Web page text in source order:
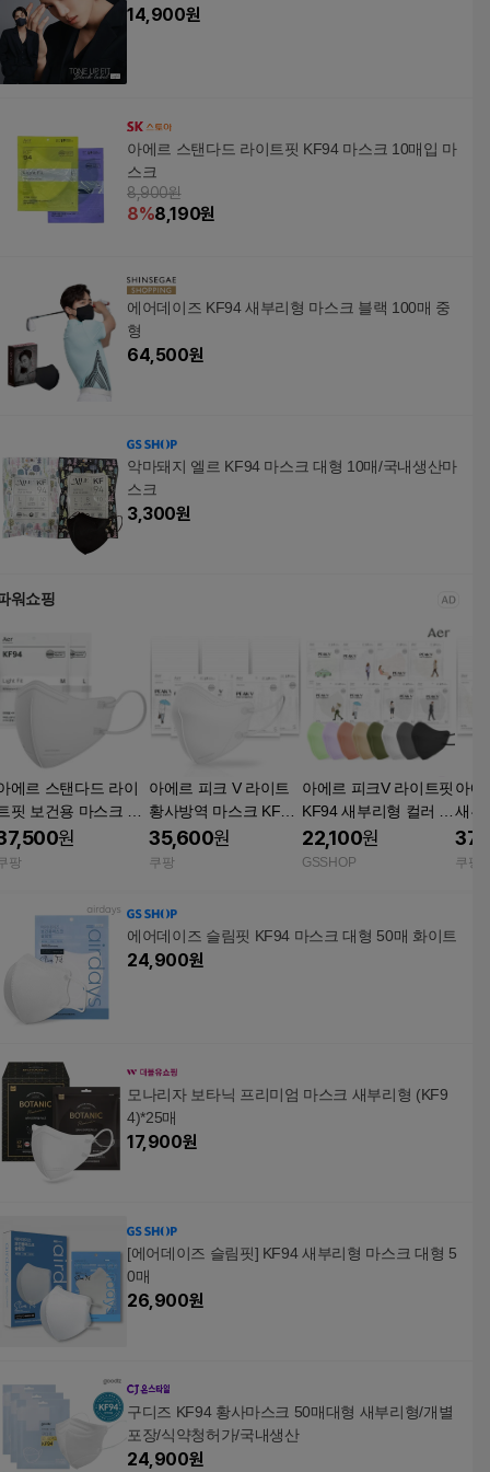
14,900원
아에르 스탠다드 라이트핏 KF94 마스크 10매입 마
스크
8,900원
8%8,190원
에어데이즈 KF94 새부리형 마스크 블랙 100매 중
형
64,500원
악마돼지 엘르 KF94 마스크 대형 10매/국내생산마
스크
3,300원
워쇼핑
에르 스탠다드 라이
핏 보건용 마스크 대
KF94 1개입 50개 밀
니엄 화이트
원
팡
아에르 피크 V 라이트
황사방역 마스크 KF94
소형 S 화이트 50개입
새부리형 컬러 귀편한
35,600원
쿠팡
아에르 피크V 라이트핏
KF94 새부리형 컬러 마
스크 30매 [L/M/S]
22,100원
GSSHOP
아에
새부
이지
쿠팡
에어데이즈 슬림핏 KF94 마스크 대형 50매 화이트
24,900원
모나리자 보타닉 프리미엄 마스크 새부리형 (KF9
4)*25매
17,900원
[에어데이즈 슬림핏] KF94 새부리형 마스크 대형 5
0매
26,900원
구디즈 KF94 황사마스크 50매대형 새부리형/개별
포장/식약청허가/국내생산
24,900원